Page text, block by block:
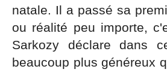
natale. Il a passé sa
ou réalité peu importe,
Sarkozy déclare dans
beaucoup plus généreux